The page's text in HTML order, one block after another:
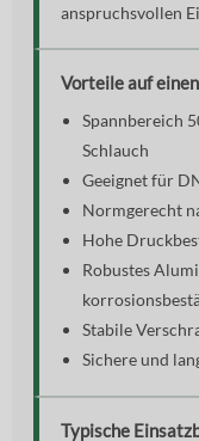
anspruchsvollen
Vorteile auf
Spannbereich
Schlauch
Geeignet für
Normgerecht
Hohe
Robustes
Stabile
Sichere und
Typische